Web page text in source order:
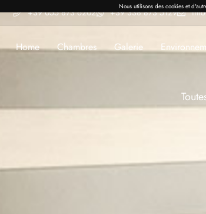
Nous utilisons des cookies et
+39 055 873 6202 +39 338 873 5129
Home Chambres Galerie